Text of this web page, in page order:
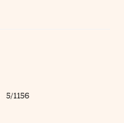
5/1156